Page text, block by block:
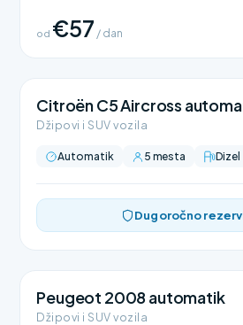
od €57 / dan
Citroën C5 Aircross
Džipovi i SUV vozila
Automatik 5 mesta Dizel
Dugoročno
Peugeot 2008 automatik
Džipovi i SUV vozila